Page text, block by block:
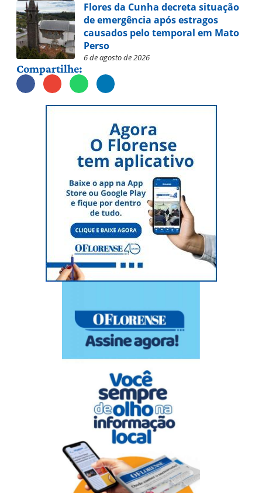
Flores da Cunha decreta situação
de emergência após estragos
causados pelo temporal em Mato
Perso
6 de agosto de 2026
Compartilhe: